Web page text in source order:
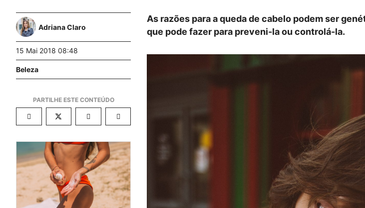
Adriana Claro
15 Mai 2018 08:48
Beleza
As razões para a queda de cabelo podem ser
que pode fazer para preveni-la ou controlá-la.